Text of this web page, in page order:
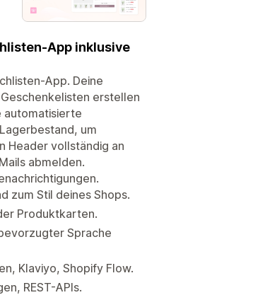
App inklusive
App. Deine
erstellen
automatisierte
um
Header vollständig an
abmelden.
zum Stil deines Shops.
Produktkarten.
Sprache
Klaviyo, Shopify Flow.
REST-APIs.